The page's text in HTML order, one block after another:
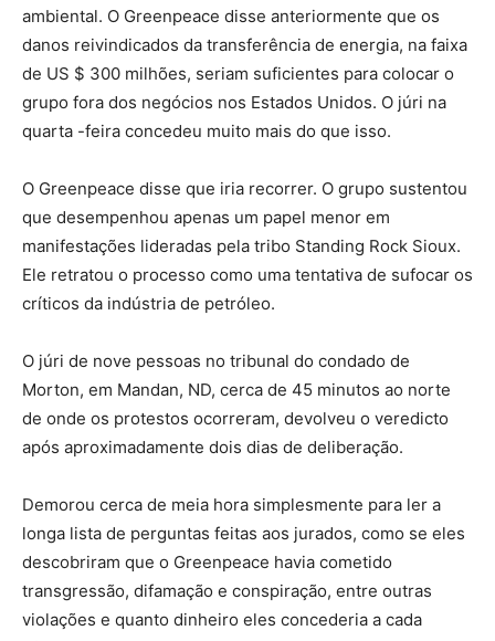
ambiental. O Greenpeace disse anteriormente que os
danos reivindicados da transferência de energia, na faixa
de US $ 300 milhões, seriam suficientes para colocar o
grupo fora dos negócios nos Estados Unidos. O júri na
quarta -feira concedeu muito mais do que isso.
O Greenpeace disse que iria recorrer. O grupo sustentou
que desempenhou apenas um papel menor em
manifestações lideradas pela tribo Standing Rock Sioux.
Ele retratou o processo como uma tentativa de sufocar os
críticos da indústria de petróleo.
O júri de nove pessoas no tribunal do condado de
Morton, em Mandan, ND, cerca de 45 minutos ao norte
de onde os protestos ocorreram, devolveu o veredicto
após aproximadamente dois dias de deliberação.
Demorou cerca de meia hora simplesmente para ler a
longa lista de perguntas feitas aos jurados, como se eles
descobriram que o Greenpeace havia cometido
transgressão, difamação e conspiração, entre outras
violações e quanto dinheiro eles concederia a cada